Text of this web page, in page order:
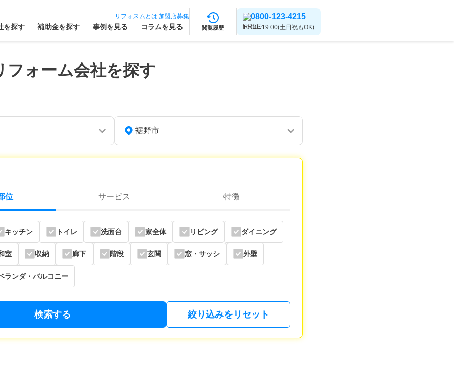
リフォスムとは|加盟店募集
を探す 補助金を探す 事例を見る コラムを見る 閲覧履歴
0800-123-4215
10:00~19:00(土日祝もOK)
フォーム会社を探す
裾野市
位 サービス 特徴
キッチン トイレ 洗面台 家全体 リビング ダイニング
室 収納 廊下 階段 玄関 窓・サッシ 外壁
ランダ・バルコニー
検索する 絞り込みをリセット